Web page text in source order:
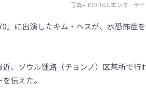
写真=HODU＆Uエンターテ
」に出演したキム・ヘスが、水恐怖症
、ソウル鍾路（チョンノ）区某所で行
伝えた。